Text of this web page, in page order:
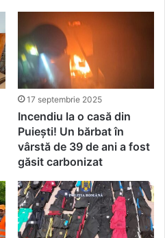
17 septembrie 2025
Incendiu la o casă din
Puiești! Un bărbat în
vârstă de 39 de ani a fost
găsit carbonizat